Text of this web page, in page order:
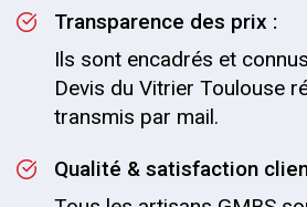
Transparence des prix :
Ils sont encadrés et
Devis du Vitrier Toulouse
transmis par mail.
Qualité & satisfaction